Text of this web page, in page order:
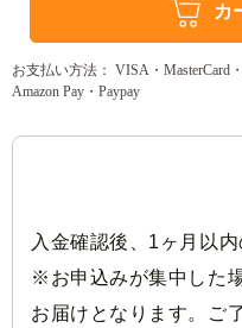
カ
お支払い方法： VISA・MasterCard
Amazon Pay・Paypay
入金確認後、1ヶ月以内
※お申込みが集中した
お届けとなります。ご